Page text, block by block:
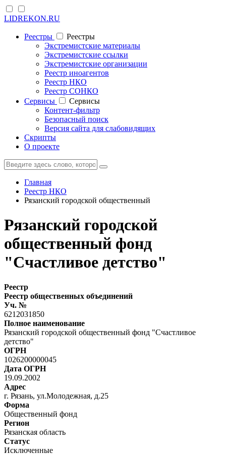
LIDREKON.RU
Реестры
Реестры
Экстремистские материалы
Экстремистские ссылки
Экстремистские организации
Реестр иноагентов
Реестр НКО
Реестр СОНКО
Cервисы
Cервисы
Контент-фильтр
Безопасный поиск
Версия сайта для слабовидящих
Скрипты
О проекте
Главная
Реестр НКО
Рязанский городской общественный
Рязанский городской
общественный фонд
"Счастливое детство"
Реестр
Реестр общественных объединений
Уч. №
6212031850
Полное наименование
Рязанский городской общественный фонд "Счастливое
детство"
ОГРН
1026200000045
Дата ОГРН
19.09.2002
Адрес
г. Рязань, ул.Молодежная, д.25
Форма
Общественный фонд
Регион
Рязанская область
Статус
Исключенные